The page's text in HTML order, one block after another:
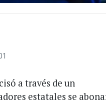
a través de un
estatales se